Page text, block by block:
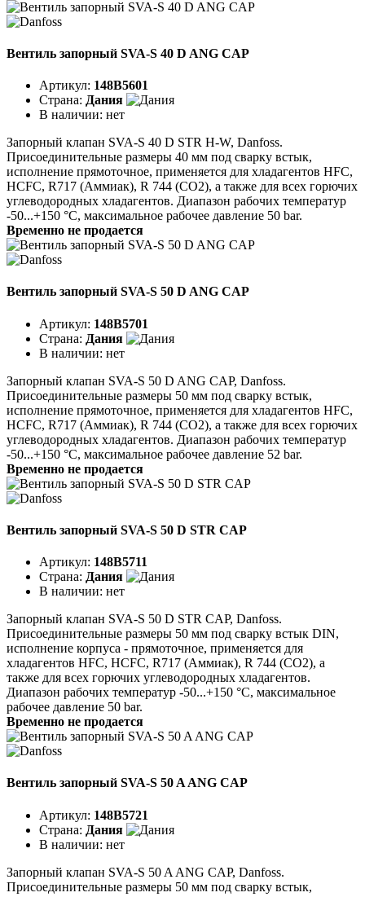
Вентиль запорный SVA-S 40 D ANG CAP
Артикул: 148B5601
Страна: Дания
В наличии: нет
Запорный клапан SVA-S 40 D STR H-W, Danfoss.
Присоединительные размеры 40 мм под сварку встык,
исполнение прямоточное, применяется для хладагентов HFC,
HCFC, R717 (Аммиак), R 744 (CO2), а также для всех горючих
углеводородных хладагентов. Диапазон рабочих температур
-50...+150 °C, максимальное рабочее давление 50 bar.
Временно не продается
Вентиль запорный SVA-S 50 D ANG CAP
Артикул: 148B5701
Страна: Дания
В наличии: нет
Запорный клапан SVA-S 50 D ANG CAP, Danfoss.
Присоединительные размеры 50 мм под сварку встык,
исполнение прямоточное, применяется для хладагентов HFC,
HCFC, R717 (Аммиак), R 744 (CO2), а также для всех горючих
углеводородных хладагентов. Диапазон рабочих температур
-50...+150 °C, максимальное рабочее давление 52 bar.
Временно не продается
Вентиль запорный SVA-S 50 D STR CAP
Артикул: 148B5711
Страна: Дания
В наличии: нет
Запорный клапан SVA-S 50 D STR CAP, Danfoss.
Присоединительные размеры 50 мм под сварку встык DIN,
исполнение корпуса - прямоточное, применяется для
хладагентов HFC, HCFC, R717 (Аммиак), R 744 (CO2), а
также для всех горючих углеводородных хладагентов.
Диапазон рабочих температур -50...+150 °C, максимальное
рабочее давление 50 bar.
Временно не продается
Вентиль запорный SVA-S 50 A ANG CAP
Артикул: 148B5721
Страна: Дания
В наличии: нет
Запорный клапан SVA-S 50 A ANG CAP, Danfoss.
Присоединительные размеры 50 мм под сварку встык,